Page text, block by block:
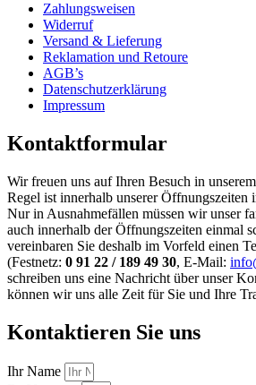
Zahlungsweisen
Widerruf
Versand & Lieferung
Reklamation und Retoure
AGB’s
Datenschutzerklärung
Impressum
Kontaktformular
Wir freuen uns auf Ihren Besuch in
Regel ist innerhalb unserer Öffnungszeiten
Nur in Ausnahmefällen müssen wir unser
auch innerhalb der Öffnungszeiten einmal
vereinbaren Sie deshalb im Vorfeld einen
(Festnetz: 0 91 22 / 189 49 30, E-Mail:
schreiben uns eine Nachricht über unser
können wir uns alle Zeit für Sie und Ihre
Kontaktieren Sie uns
Ihr Name